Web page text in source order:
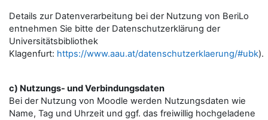
Details zur Datenverarbeitung bei der Nutzung von BeriLo
entnehmen Sie bitte der Datenschutzerklärung der
Universitätsbibliothek
Klagenfurt: https://www.aau.at/datenschutzerklaerung/#ubk).
c) Nutzungs- und Verbindungsdaten
Bei der Nutzung von Moodle werden Nutzungsdaten wie
Name, Tag und Uhrzeit und ggf. das freiwillig hochgeladene